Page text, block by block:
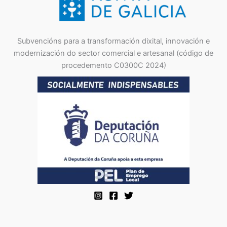
Subvencións para a transformación dixital, innovación e
modernización do sector comercial e artesanal (código de
procedemento C0300C 2024)